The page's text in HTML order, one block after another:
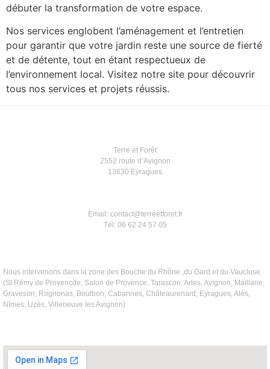
débuter la transformation de votre espace.
Nos services englobent l’aménagement et l’entretien
pour garantir que votre jardin reste une source de fierté
et de détente, tout en étant respectueux de
l’environnement local. Visitez notre site pour découvrir
tous nos services et projets réussis.
Terre et Forêt
2552 route d’Avignon
13630 Eyragues
Email: contact@terreetforet.fr
Tél: 06 62 24 57 05
Nous intervenons dans la zone des Bouche du Rhône ,du Gard et du Vaucluse.
(St Rémy de Provencde, Salon de Provence, Tarascon, Arles, Avignon, Maillane,
Graveson, Rognonas, Boulbon, Cabannes, Châteaurenard, Eyragues, Alès,
Nîmes, Uzès, Villeneuve les Avignon)